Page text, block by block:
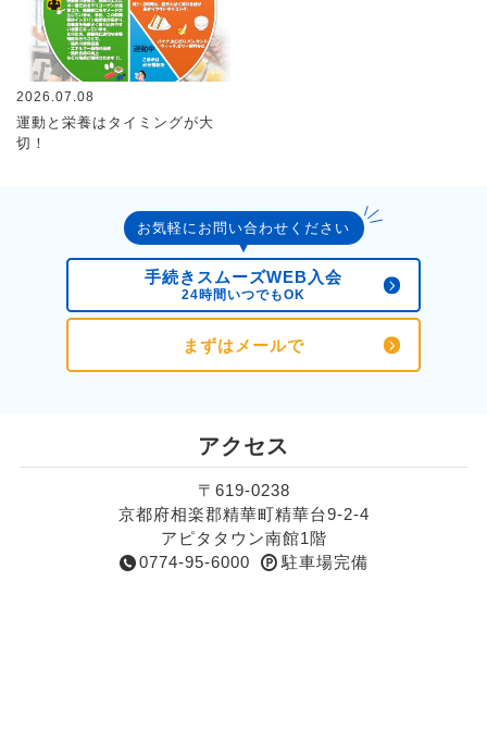
2026.07.08
運動と栄養はタイミングが大
切！
お気軽にお問い合わせください
手続きスムーズWEB入会
24時間いつでもOK
まずはメールで
アクセス
〒619-0238
京都府相楽郡精華町精華台9-2-4
アピタタウン南館1階
0774-95-6000
駐車場完備